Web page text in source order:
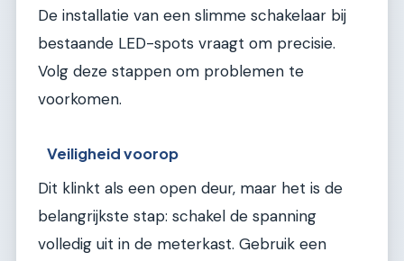
De installatie van een slimme schakelaar bij
bestaande LED-spots vraagt om precisie.
Volg deze stappen om problemen te
voorkomen.
Veiligheid voorop
Dit klinkt als een open deur, maar het is de
belangrijkste stap: schakel de spanning
volledig uit in de meterkast. Gebruik een